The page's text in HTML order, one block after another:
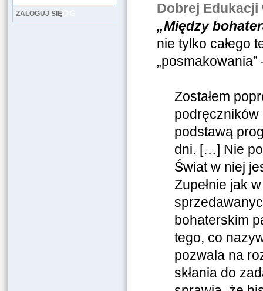
LOG
ZALOGUJ SIĘ
Dobrej Edukacji
„Między
nie tylko całego
Zostałem
podstawą
dni. […] Nie
Świat w niej
Zupełnie jak
bohaterskim
tego, co
pozwala na
skłania do